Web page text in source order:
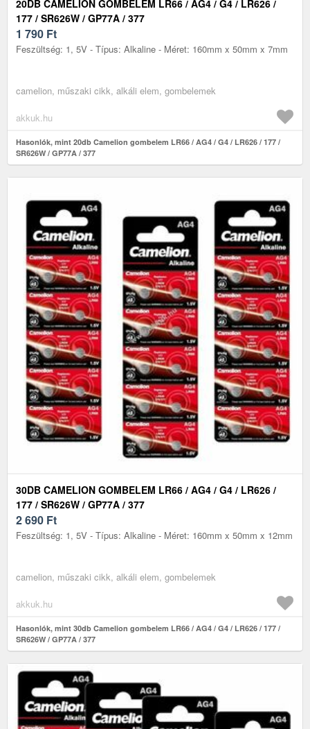
20DB CAMELION GOMBELEM LR66 / AG4 / G4 / LR626 /
177 / SR626W / GP77A / 377
1 790 Ft
Feszültség: 1, 5V - Típus: Alkaline - Méret: 160mm x 50mm x 7mm
camelion, műszaki cikk, alkáli elem, gombelemek
akkuk.hu
Hasonlók, mint 20db Camelion gombelem LR66 / AG4 / G4 / LR626 / 177 /
SR626W / GP77A / 377
30DB CAMELION GOMBELEM LR66 / AG4 / G4 / LR626 /
177 / SR626W / GP77A / 377
2 690 Ft
Feszültség: 1, 5V - Típus: Alkaline - Méret: 160mm x 50mm x 12mm
camelion, műszaki cikk, alkáli elem, gombelemek
akkuk.hu
Hasonlók, mint 30db Camelion gombelem LR66 / AG4 / G4 / LR626 / 177 /
SR626W / GP77A / 377